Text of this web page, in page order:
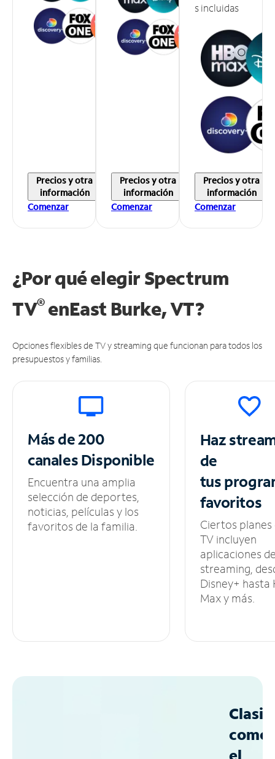
Precios y otra
información
Comenzar
Precios y otra
información
Comenzar
s incluidas
Precios y otra
información
Comenzar
¿Por qué elegir Spectrum
TV®enEast Burke, VT?
Opciones flexibles de TV y streaming que funcionan para todos los
presupuestos y familias.
Más de 200
canalesDisponible
Encuentra una amplia
selección de deportes,
noticias, películas y los
favoritos de la familia.
Haz
de
tus
favoritos
Ciertos planes
TV incluyen
aplicaciones
streaming,
Disney+ hasta
Max y más.
como
el